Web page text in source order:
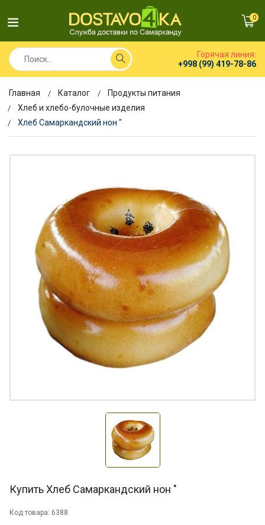
0
Горячая линия:
+998 (99) 419-78-86
Главная Каталог
Продукты питания
Хлеб и хлебо-булочные изделия
Хлеб Самаркандский нон "
Купить Хлеб Самаркандский нон "
Код товара: 6388